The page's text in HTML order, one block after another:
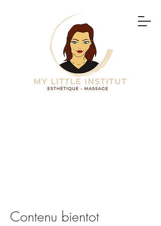
Contenu bientot